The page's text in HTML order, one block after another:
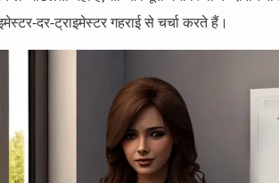
दर-ट्राइमेस्टर गहराई से चर्चा करते हैं।